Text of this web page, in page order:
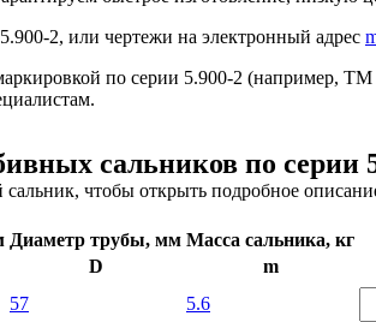
2, или чертежи на электронный адрес
по серии 5.900-2 (например,
сальников по серии
чтобы открыть подробное
Диаметр трубы, мм Масса сальника, кг
D m
57 5.6